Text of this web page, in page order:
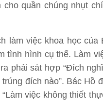
cho quần chúng nhụt
làm việc khoa học
tình hình cụ thể. Làm
phải sát hợp “Đích
trúng đích nào”. Bác Hồ
“Làm việc không thiết